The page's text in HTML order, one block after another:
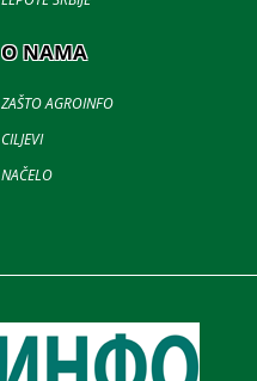
O NAMA
ZAŠTO AGROINFO
CILJEVI
NAČELO